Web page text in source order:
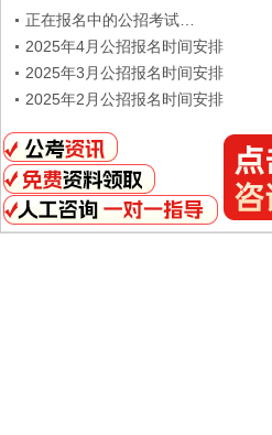
正在报名中的公招考试…
2025年4月公招报名时间安排
2025年3月公招报名时间安排
2025年2月公招报名时间安排